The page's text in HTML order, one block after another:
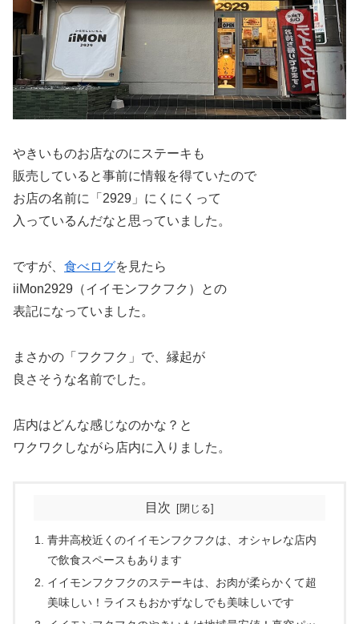
やきいものお店なのにステーキも
販売していると事前に情報を得ていたので
お店の名前に「2929」にくにくって
入っているんだなと思っていました。
ですが、 食べログを見たら
iiMon2929（イイモンフクフク）との
表記になっていました。
まさかの「フクフク」で、縁起が
良さそうな名前でした。
店内はどんな感じなのかな？と
ワクワクしながら店内に入りました。
目次
青井高校近くのイイモンフクフクは、オシャレな店内
で飲食スペースもあります
イイモンフクフクのステーキは、お肉が柔らかくて超
美味しい！ライスもおかずなしでも美味しいです